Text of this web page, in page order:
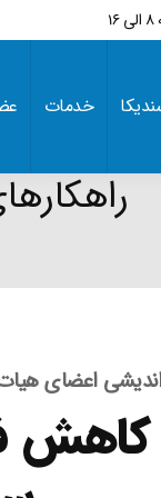
خدمات
اعضای هیات
کاهش